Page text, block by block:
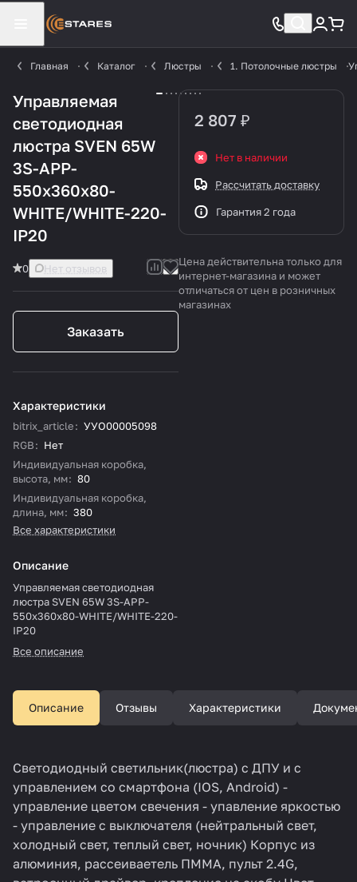
Главная Каталог Люстры 1. Потолочные люстры
Управляемая
светодиодная
люстра SVEN 65W
3S-APP-
550x360x80-
WHITE/WHITE-220-
IP20
0 Нет отзывов
Заказать
Характеристики
bitrix_article: УУО00005098
RGB: Нет
Индивидуальная коробка,
высота, мм: 80
Индивидуальная коробка,
длина, мм: 380
Все характеристики
Описание
Управляемая светодиодная
люстра SVEN 65W 3S-APP-
550x360x80-WHITE/WHITE-220-
IP20
Все описание
2 807 ₽
Нет в наличии
Рассчитать доставку
Гарантия 2 года
Цена действительна только для
интернет-магазина и может
отличаться от цен в розничных
магазинах
Описание Отзывы Характеристики
Светодиодный светильник(люстра) с ДПУ и с
управлением со смартфона (IOS, Android) -
управление цветом свечения - упавление яркостью
- управление с выключателя (нейтральный свет,
холодный свет, теплый свет, ночник) Корпус из
алюминия, рассеиваетель ПММА, пульт 2.4G,